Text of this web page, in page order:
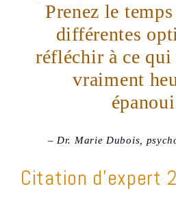
Prenez le
différentes
réfléchir à ce qui
vraiment
– Dr. Marie Dubois,
Citation d’expert 2